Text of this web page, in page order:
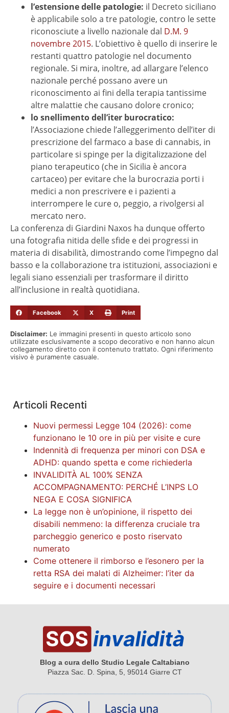
l’estensione delle patologie: il Decreto siciliano
è applicabile solo a tre patologie, contro le sette
riconosciute a livello nazionale dal D.M. 9
novembre 2015. L’obiettivo è quello di inserire le
restanti quattro patologie nel documento
regionale. Si mira, inoltre, ad allargare l’elenco
nazionale perché possano avere un
riconoscimento ai fini della terapia tantissime
altre malattie che causano dolore cronico;
lo snellimento dell’iter burocratico:
l’Associazione chiede l’alleggerimento dell’iter di
prescrizione del farmaco a base di cannabis, in
particolare si spinge per la digitalizzazione del
piano terapeutico (che in Sicilia è ancora
cartaceo) per evitare che la burocrazia porti i
medici a non prescrivere e i pazienti a
interrompere le cure o, peggio, a rivolgersi al
mercato nero.
La conferenza di Giardini Naxos ha dunque offerto
una fotografia nitida delle sfide e dei progressi in
materia di disabilità, dimostrando come l’impegno dal
basso e la collaborazione tra istituzioni, associazioni e
legali siano essenziali per trasformare il diritto
all’inclusione in realtà quotidiana.
Facebook X Print
Disclaimer: Le immagini presenti in questo articolo sono
utilizzate esclusivamente a scopo decorativo e non hanno alcun
collegamento diretto con il contenuto trattato. Ogni riferimento
visivo è puramente casuale.
Articoli Recenti
Nuovi permessi Legge 104 (2026): come
funzionano le 10 ore in più per visite e cure
Indennità di frequenza per minori con DSA e
ADHD: quando spetta e come richiederla
INVALIDITÀ AL 100% SENZA
ACCOMPAGNAMENTO: PERCHÉ L’INPS LO
NEGA E COSA SIGNIFICA
La legge non è un’opinione, il rispetto dei
disabili nemmeno: la differenza cruciale tra
parcheggio generico e posto riservato
numerato
Come ottenere il rimborso e l’esonero per la
retta RSA dei malati di Alzheimer: l’iter da
seguire e i documenti necessari
Blog a cura dello Studio Legale Caltabiano
Piazza Sac. D. Spina, 5, 95014 Giarre CT